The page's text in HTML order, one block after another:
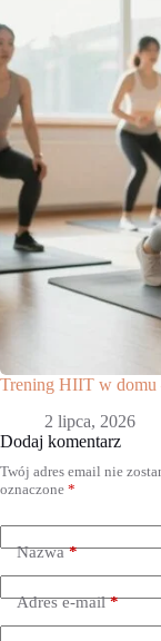
Trening HIIT w domu
2 lipca, 2026
Dodaj komentarz
Twój adres email nie
oznaczone *
Nazwa*
Adres e-mail*